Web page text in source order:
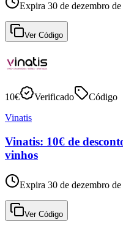
Expira 30 de dezembro
Ver Código
10€ Verificado
Código
Vinatis
Vinatis: 10€ de
vinhos
Expira 30 de dezembro
Ver Código